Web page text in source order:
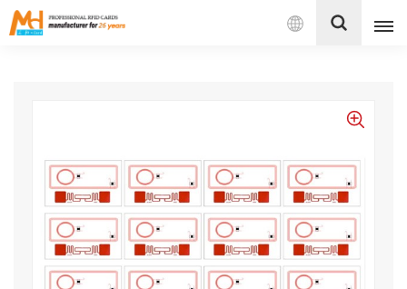
بالعربية
Français
Español
Português
بالعربية